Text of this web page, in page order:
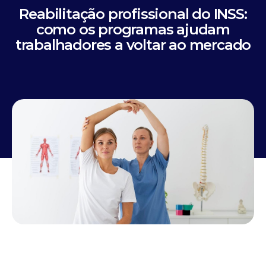
Reabilitação profissional do INSS:
como os programas ajudam
trabalhadores a voltar ao mercado